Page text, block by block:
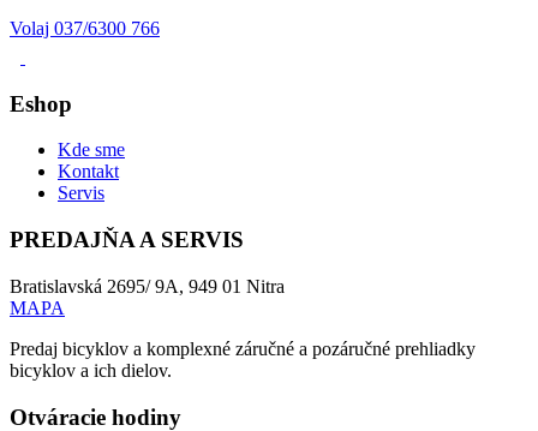
Volaj 037/6300 766
Eshop
Kde sme
Kontakt
Servis
PREDAJŇA A SERVIS
Bratislavská 2695/ 9A, 949 01 Nitra
MAPA
Predaj bicyklov a komplexné záručné a pozáručné prehliadky
bicyklov a ich dielov.
Otváracie hodiny